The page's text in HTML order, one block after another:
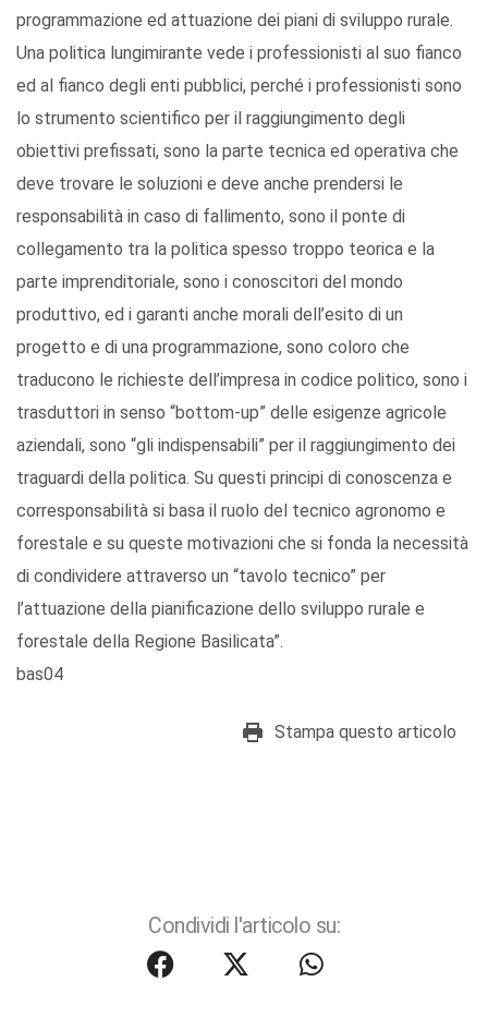
programmazione ed attuazione dei piani di sviluppo rurale.
Una politica lungimirante vede i professionisti al suo fianco
ed al fianco degli enti pubblici, perché i professionisti sono
lo strumento scientifico per il raggiungimento degli
obiettivi prefissati, sono la parte tecnica ed operativa che
deve trovare le soluzioni e deve anche prendersi le
responsabilità in caso di fallimento, sono il ponte di
collegamento tra la politica spesso troppo teorica e la
parte imprenditoriale, sono i conoscitori del mondo
produttivo, ed i garanti anche morali dell’esito di un
progetto e di una programmazione, sono coloro che
traducono le richieste dell’impresa in codice politico, sono i
trasduttori in senso “bottom-up” delle esigenze agricole
aziendali, sono “gli indispensabili” per il raggiungimento dei
traguardi della politica. Su questi principi di conoscenza e
corresponsabilità si basa il ruolo del tecnico agronomo e
forestale e su queste motivazioni che si fonda la necessità
di condividere attraverso un “tavolo tecnico” per
l’attuazione della pianificazione dello sviluppo rurale e
forestale della Regione Basilicata”.
bas04
Stampa questo articolo
Condividi l'articolo su: